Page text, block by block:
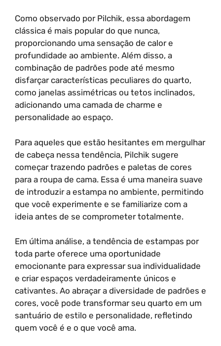
Como observado por Pilchik, essa abordagem
clássica é mais popular do que nunca,
proporcionando uma sensação de calor e
profundidade ao ambiente. Além disso, a
combinação de padrões pode até mesmo
disfarçar características peculiares do quarto,
como janelas assimétricas ou tetos inclinados,
adicionando uma camada de charme e
personalidade ao espaço.
Para aqueles que estão hesitantes em mergulhar
de cabeça nessa tendência, Pilchik sugere
começar trazendo padrões e paletas de cores
para a roupa de cama. Essa é uma maneira suave
de introduzir a estampa no ambiente, permitindo
que você experimente e se familiarize com a
ideia antes de se comprometer totalmente.
Em última análise, a tendência de estampas por
toda parte oferece uma oportunidade
emocionante para expressar sua individualidade
e criar espaços verdadeiramente únicos e
cativantes. Ao abraçar a diversidade de padrões e
cores, você pode transformar seu quarto em um
santuário de estilo e personalidade, refletindo
quem você é e o que você ama.